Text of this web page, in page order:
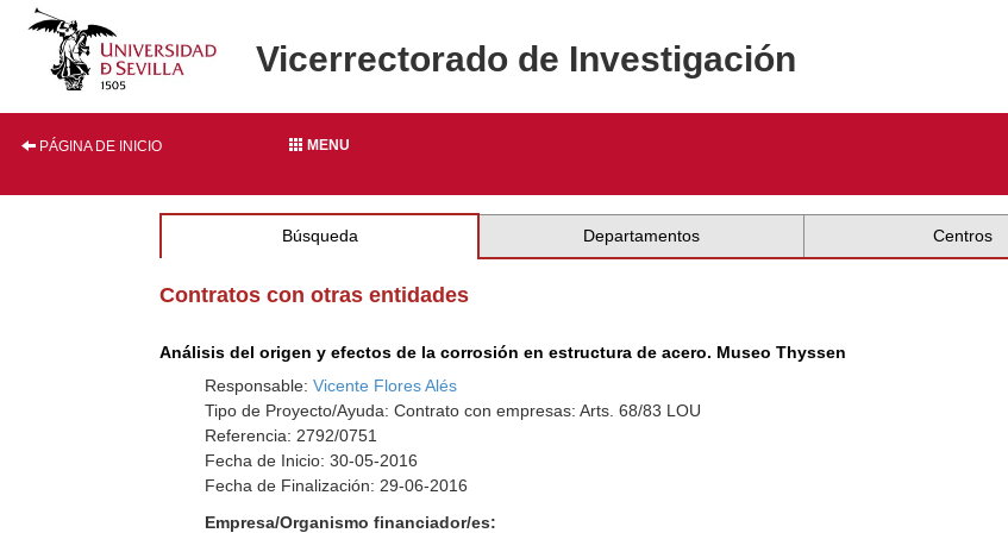
Vicerrectorado de Investigación
PÁGINA DE INICIO MENU
Búsqueda Departamentos Centros
Contratos con otras entidades
Análisis del origen y efectos de la corrosión en estructura de acero. Museo Thyssen
Responsable:Vicente Flores Alés
Tipo de Proyecto/Ayuda: Contrato con empresas: Arts. 68/83 LOU
Referencia: 2792/0751
Fecha de Inicio: 30-05-2016
Fecha de Finalización: 29-06-2016
Empresa/Organismo financiador/es: